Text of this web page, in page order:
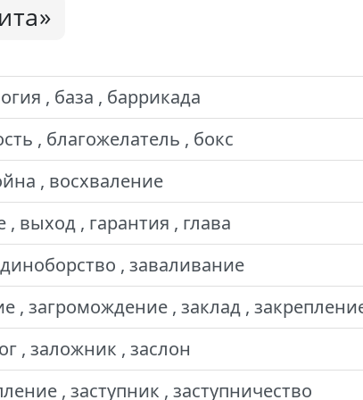
, база , баррикада
, благожелатель , бокс
, восхваление
выход , гарантия , глава
, заваливание
, загромождение , заклад ,
, заложник , заслон
, заступник , заступничество